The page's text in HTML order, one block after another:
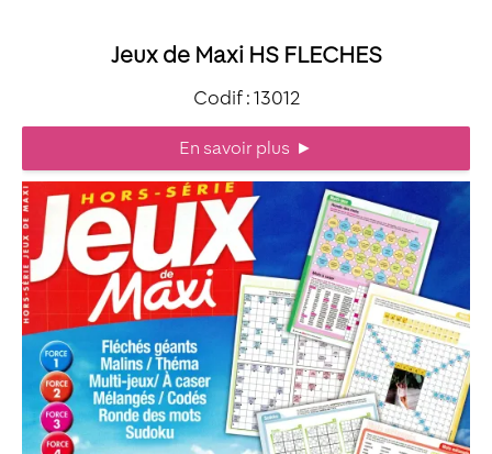
Jeux de Maxi HS FLECHES
Codif : 13012
En savoir plus ►